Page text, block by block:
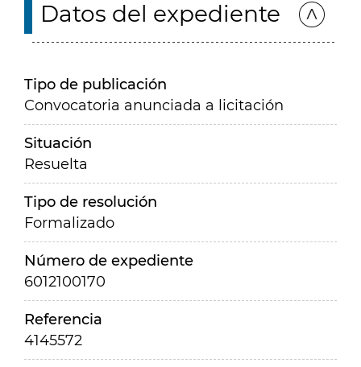
Datos del expediente
Tipo de publicación
Convocatoria anunciada a licitación
Situación
Resuelta
Tipo de resolución
Formalizado
Número de expediente
6012100170
Referencia
4145572